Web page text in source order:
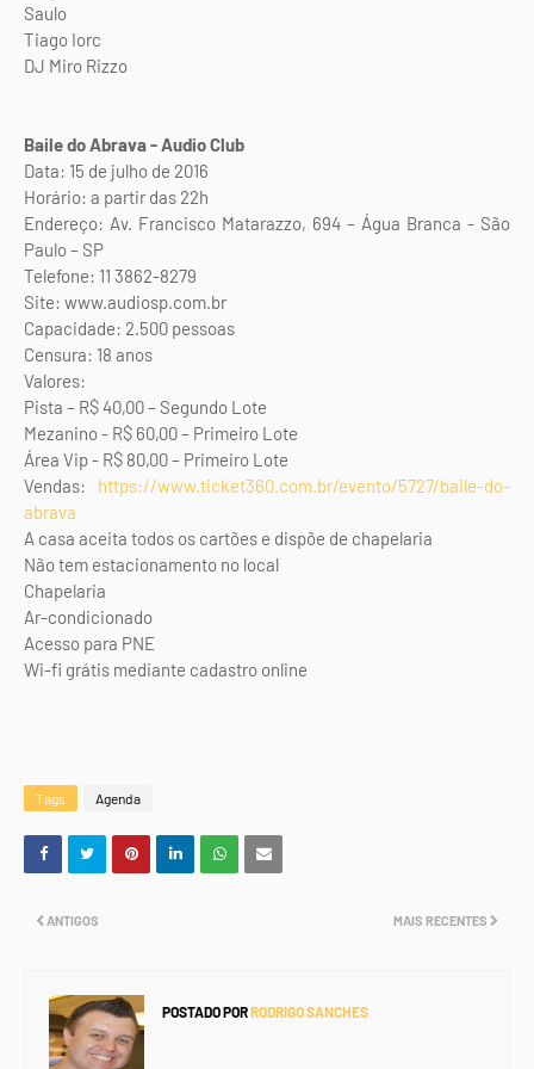
Saulo
Tiago Iorc
DJ Miro Rizzo
Baile do Abrava - Audio Club
Data: 15 de julho de 2016
Horário: a partir das 22h
Endereço: Av. Francisco Matarazzo, 694 – Água Branca - São
Paulo – SP
Telefone: 11 3862-8279
Site: www.audiosp.com.br
Capacidade: 2.500 pessoas
Censura: 18 anos
Valores:
Pista – R$ 40,00 – Segundo Lote
Mezanino - R$ 60,00 – Primeiro Lote
Área Vip - R$ 80,00 – Primeiro Lote
Vendas: https://www.ticket360.com.br/evento/5727/baile-do-
abrava
A casa aceita todos os cartões e dispõe de chapelaria
Não tem estacionamento no local
Chapelaria
Ar-condicionado
Acesso para PNE
Wi-fi grátis mediante cadastro online
Tags Agenda
MAIS RECENTES
ANTIGOS
POSTADO PORRODRIGO SANCHES